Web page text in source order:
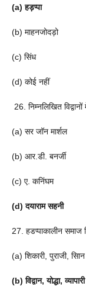
(a) हड़प्पा
(b) माहनजोदड़ो
(c) सिंध
(d) कोई नहीं
26. निम्नलिखित
(a) सर जॉन मार्शल
(b) आर.डी. बनर्जी
(c) ए. कनिंघम
(d) दयाराम सहनी
27. हडप्पाकालीन समाज
(a) शिकारी, पुराजी,
(b) विद्वान, योद्धा,